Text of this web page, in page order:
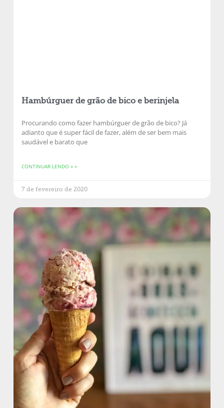
Hambúrguer de grão de bico e berinjela
Procurando como fazer hambúrguer de grão de bico? Já
adianto que é super fácil de fazer, além de ser bem mais
saudável e barato que
CONTINUAR LENDO » »
7 de fevereiro de 2020